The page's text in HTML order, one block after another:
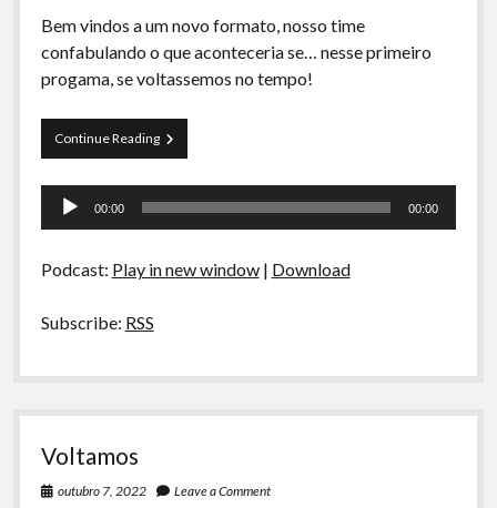
Boca do Lixo
Rachão na Beira do RIo
Arquivo CDR
Papo Tranqueira
A Ripa É a Lei
Preliminares
Rafael Almeida
Bem vindos a um novo formato, nosso time
confabulando o que aconteceria se… nesse primeiro
progama, se voltassemos no tempo!
Continue ReadingSe
Pá
se
Tempo
Tocador
00:00 00:00
Podcast: Play in new window| Download
Subscribe: RSS
Voltamos
outubro 7, 2022 Leave a Comment